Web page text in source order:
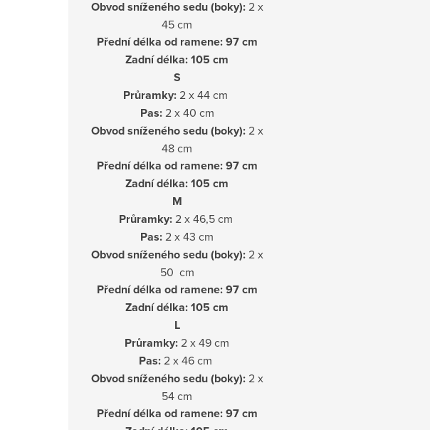
Obvod sníženého sedu (boky):2 x
45 cm
Přední délka od ramene: 97 cm
Zadní délka: 105 cm
S
Průramky:2 x 44 cm
Pas:2 x 40 cm
Obvod sníženého sedu (boky):2 x
48 cm
Přední délka od ramene: 97 cm
Zadní délka: 105 cm
M
Průramky:2 x 46,5 cm
Pas:2 x 43 cm
Obvod sníženého sedu (boky):2 x
50 cm
Přední délka od ramene: 97 cm
Zadní délka: 105 cm
L
Průramky:2 x 49 cm
Pas:2 x 46 cm
Obvod sníženého sedu (boky):2 x
54 cm
Přední délka od ramene: 97 cm